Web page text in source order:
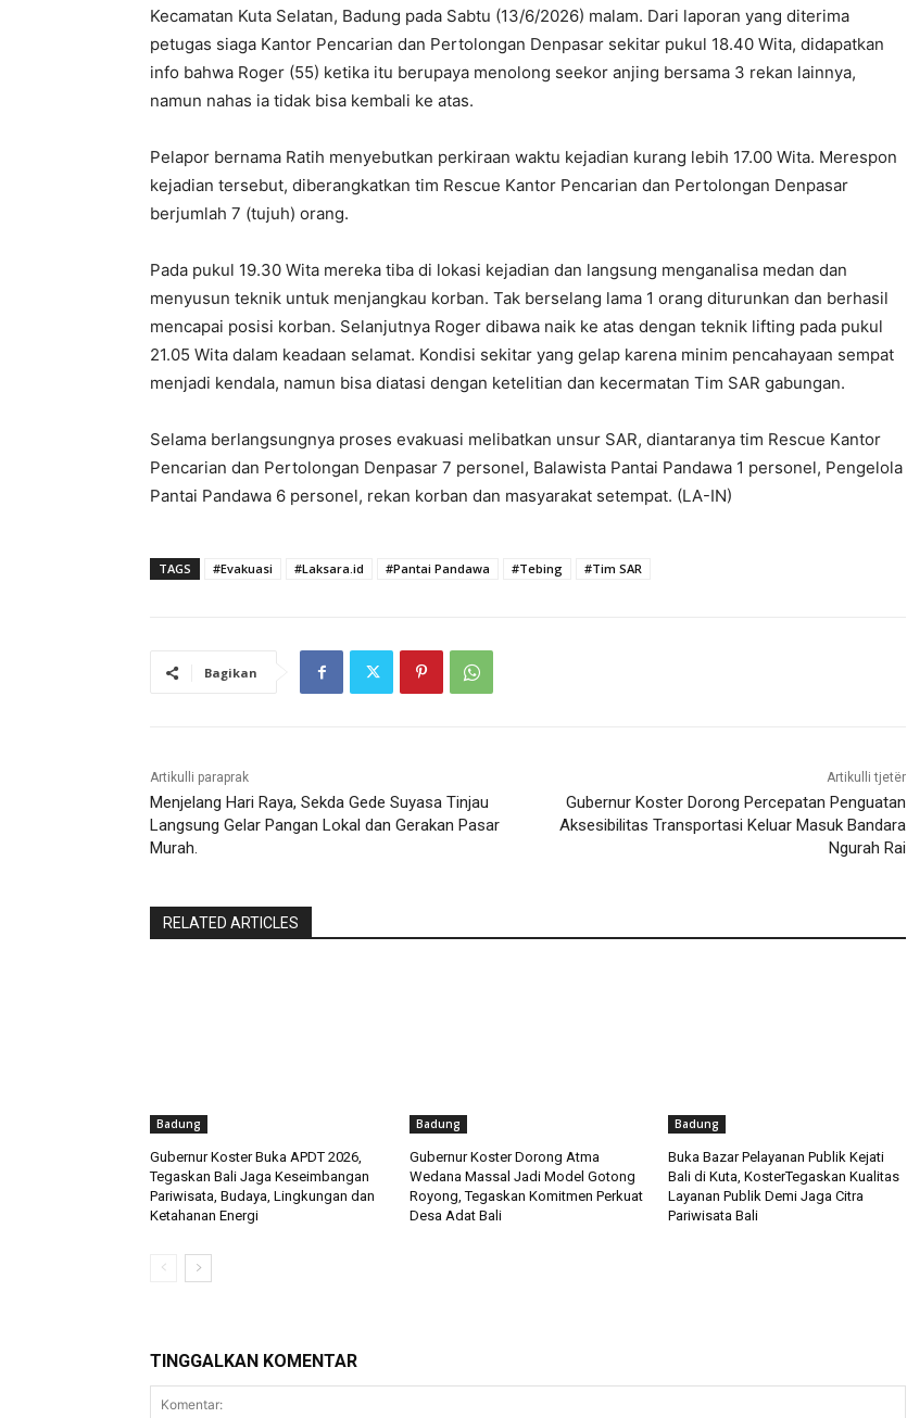
Kecamatan Kuta Selatan, Badung pada Sabtu (13/6/2026) malam. Dari laporan yang diterima
petugas siaga Kantor Pencarian dan Pertolongan Denpasar sekitar pukul 18.40 Wita, didapatkan
info bahwa Roger (55) ketika itu berupaya menolong seekor anjing bersama 3 rekan lainnya,
namun nahas ia tidak bisa kembali ke atas.
Pelapor bernama Ratih menyebutkan perkiraan waktu kejadian kurang lebih 17.00 Wita. Merespon
kejadian tersebut, diberangkatkan tim Rescue Kantor Pencarian dan Pertolongan Denpasar
berjumlah 7 (tujuh) orang.
Pada pukul 19.30 Wita mereka tiba di lokasi kejadian dan langsung menganalisa medan dan
menyusun teknik untuk menjangkau korban. Tak berselang lama 1 orang diturunkan dan berhasil
mencapai posisi korban. Selanjutnya Roger dibawa naik ke atas dengan teknik lifting pada pukul
21.05 Wita dalam keadaan selamat. Kondisi sekitar yang gelap karena minim pencahayaan sempat
menjadi kendala, namun bisa diatasi dengan ketelitian dan kecermatan Tim SAR gabungan.
Selama berlangsungnya proses evakuasi melibatkan unsur SAR, diantaranya tim Rescue Kantor
Pencarian dan Pertolongan Denpasar 7 personel, Balawista Pantai Pandawa 1 personel, Pengelola
Pantai Pandawa 6 personel, rekan korban dan masyarakat setempat. (LA-IN)
TAGS #Evakuasi #Laksara.id #Pantai Pandawa #Tebing #Tim SAR
Bagikan
Artikulli paraprak
Menjelang Hari Raya, Sekda Gede Suyasa Tinjau
Langsung Gelar Pangan Lokal dan Gerakan Pasar
Murah.
Artikulli tjetër
Gubernur Koster Dorong Percepatan Penguatan
Aksesibilitas Transportasi Keluar Masuk Bandara
Ngurah Rai
RELATED ARTICLES
Badung
Gubernur Koster Buka APDT 2026,
Tegaskan Bali Jaga Keseimbangan
Pariwisata, Budaya, Lingkungan dan
Ketahanan Energi
Badung
Gubernur Koster Dorong Atma
Wedana Massal Jadi Model Gotong
Royong, Tegaskan Komitmen Perkuat
Desa Adat Bali
Badung
Buka Bazar Pelayanan Publik Kejati
Bali di Kuta, KosterTegaskan Kualitas
Layanan Publik Demi Jaga Citra
Pariwisata Bali
TINGGALKAN KOMENTAR